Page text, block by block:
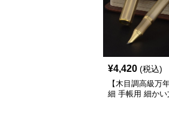
¥4,420 (税込)
【木目調高級万
細 手帳用 細かい